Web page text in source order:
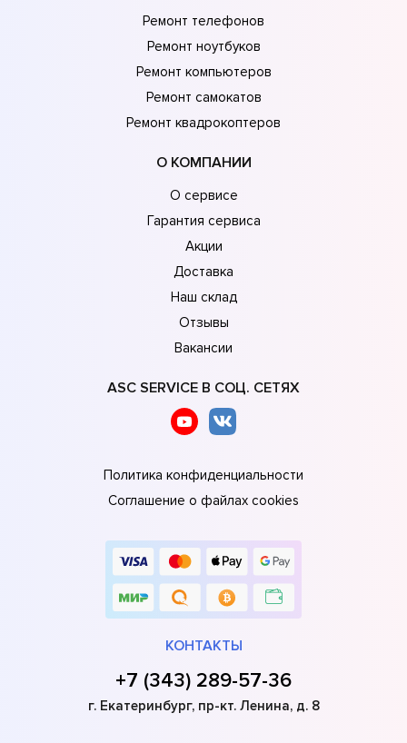
Ремонт телефонов
Ремонт ноутбуков
Ремонт компьютеров
Ремонт самокатов
Ремонт квадрокоптеров
О КОМПАНИИ
О сервисе
Гарантия сервиса
Акции
Доставка
Наш склад
Отзывы
Вакансии
ASC SERVICE В СОЦ. СЕТЯХ
Политика конфиденциальности
Соглашение о файлах cookies
КОНТАКТЫ
+7 (343) 289-57-36
г. Екатеринбург, пр-кт. Ленина, д. 8